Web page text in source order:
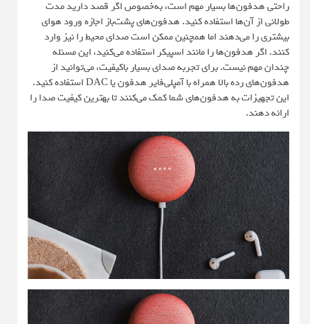
راحتی هدفون‌ها بسیار مهم است، به‌خصوص اگر قصد دارید مدت
طولانی از آن‌ها استفاده کنید. هدفون‌های پشت‌باز اجازه ورود هوای
بیشتری را می‌دهند اما همچنین ممکن است صدای محیط را نیز وارد
کنند. اگر هدفون‌ها را مانند اسپیکر استفاده می‌کنید، این مسئله
چندان مهم نیست. برای تجربه صدای بسیار باکیفیت، می‌توانید از
هدفون‌های رده بالا همراه با آمپلی‌فایر هدفون یا DAC استفاده کنید.
این تجهیزات به هدفون‌های شما کمک می‌کنند تا بهترین کیفیت صدا را
ارائه دهند.